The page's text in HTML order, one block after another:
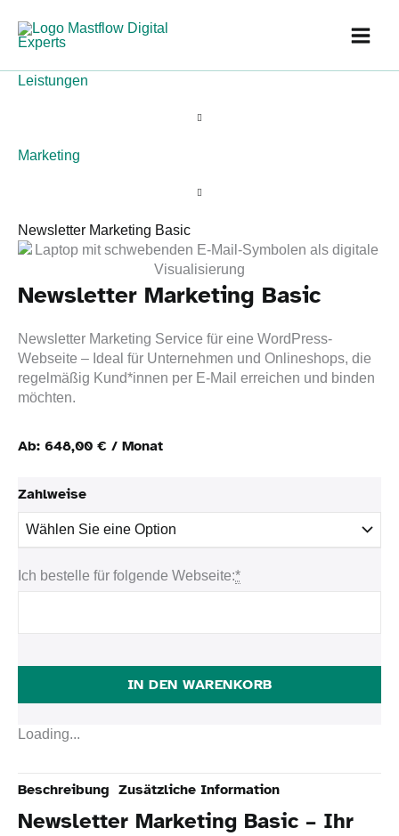
Inhalt
springen
Leistungen
Marketing
Newsletter Marketing Basic
Newsletter Marketing Basic
Newsletter Marketing Service für eine WordPress-
Webseite – Ideal für Unternehmen und Onlineshops, die
regelmäßig Kund*innen per E-Mail erreichen und binden
möchten.
Ab: 648,00 € / Monat
Zahlweise
Ich bestelle für folgende Webseite:*
IN DEN WARENKORB
Loading...
Beschreibung Zusätzliche Information
Newsletter Marketing Basic – Ihr